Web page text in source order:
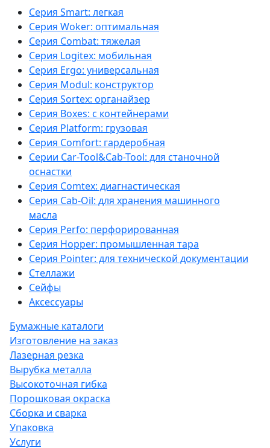
Серия Smart: легкая
Серия Woker: оптимальная
Серия Combat: тяжелая
Серия Logitex: мобильная
Серия Ergo: универсальная
Серия Modul: конструктор
Серия Sortex: органайзер
Серия Boxes: с контейнерами
Серия Platform: грузовая
Серия Comfort: гардеробная
Серии Car-Tool&Cab-Tool: для станочной
оснастки
Серия Comtex: диагнастическая
Серия Cab-Oil: для хранения машинного
масла
Серия Perfo: перфорированная
Серия Hopper: промышленная тара
Серия Pointer: для технической документации
Стеллажи
Сейфы
Аксессуары
Бумажные каталоги
Изготовление на заказ
Лазерная резка
Вырубка металла
Высокоточная гибка
Порошковая окраска
Сборка и сварка
Упаковка
Услуги